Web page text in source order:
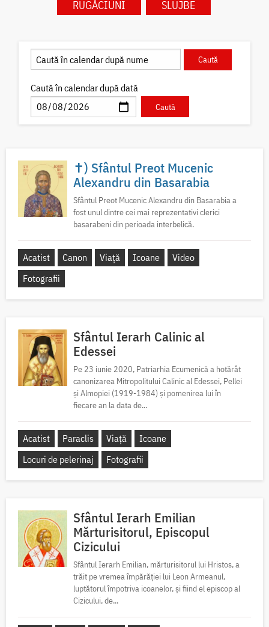
RUGĂCIUNI
SLUJBE
Caută în calendar după dată
✝) Sfântul Preot Mucenic
Alexandru din Basarabia
Sfântul Preot Mucenic Alexandru din Basarabia a
fost unul dintre cei mai reprezentativi clerici
basarabeni din perioada interbelică.
Acatist Canon Viață Icoane
Video
Fotografii
Sfântul Ierarh Calinic al
Edessei
Pe 23 iunie 2020, Patriarhia Ecumenică a hotărât
canonizarea Mitropolitului Calinic al Edessei, Pellei
și Almopiei (1919-1984) și pomenirea lui în
fiecare an la data de...
Acatist Paraclis Viață
Icoane
Locuri de pelerinaj
Fotografii
Sfântul Ierarh Emilian
Mărturisitorul, Episcopul
Cizicului
Sfântul Ierarh Emilian, mărturisitorul lui Hristos, a
trăit pe vremea împărăției lui Leon Armeanul,
luptătorul împotriva icoanelor, și fiind el episcop al
Cizicului, de...